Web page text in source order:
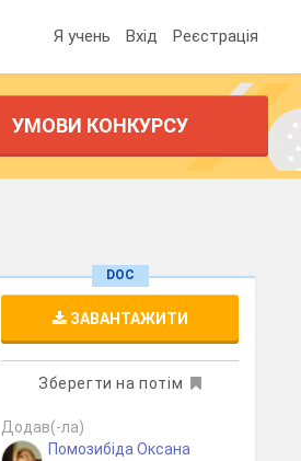
Я учень Вхід Реєстрація
УМОВИ КОНКУРСУ
DOC
ЗАВАНТАЖИТИ
Зберегти на потім
Додав(-ла)
Помозибіда Оксана